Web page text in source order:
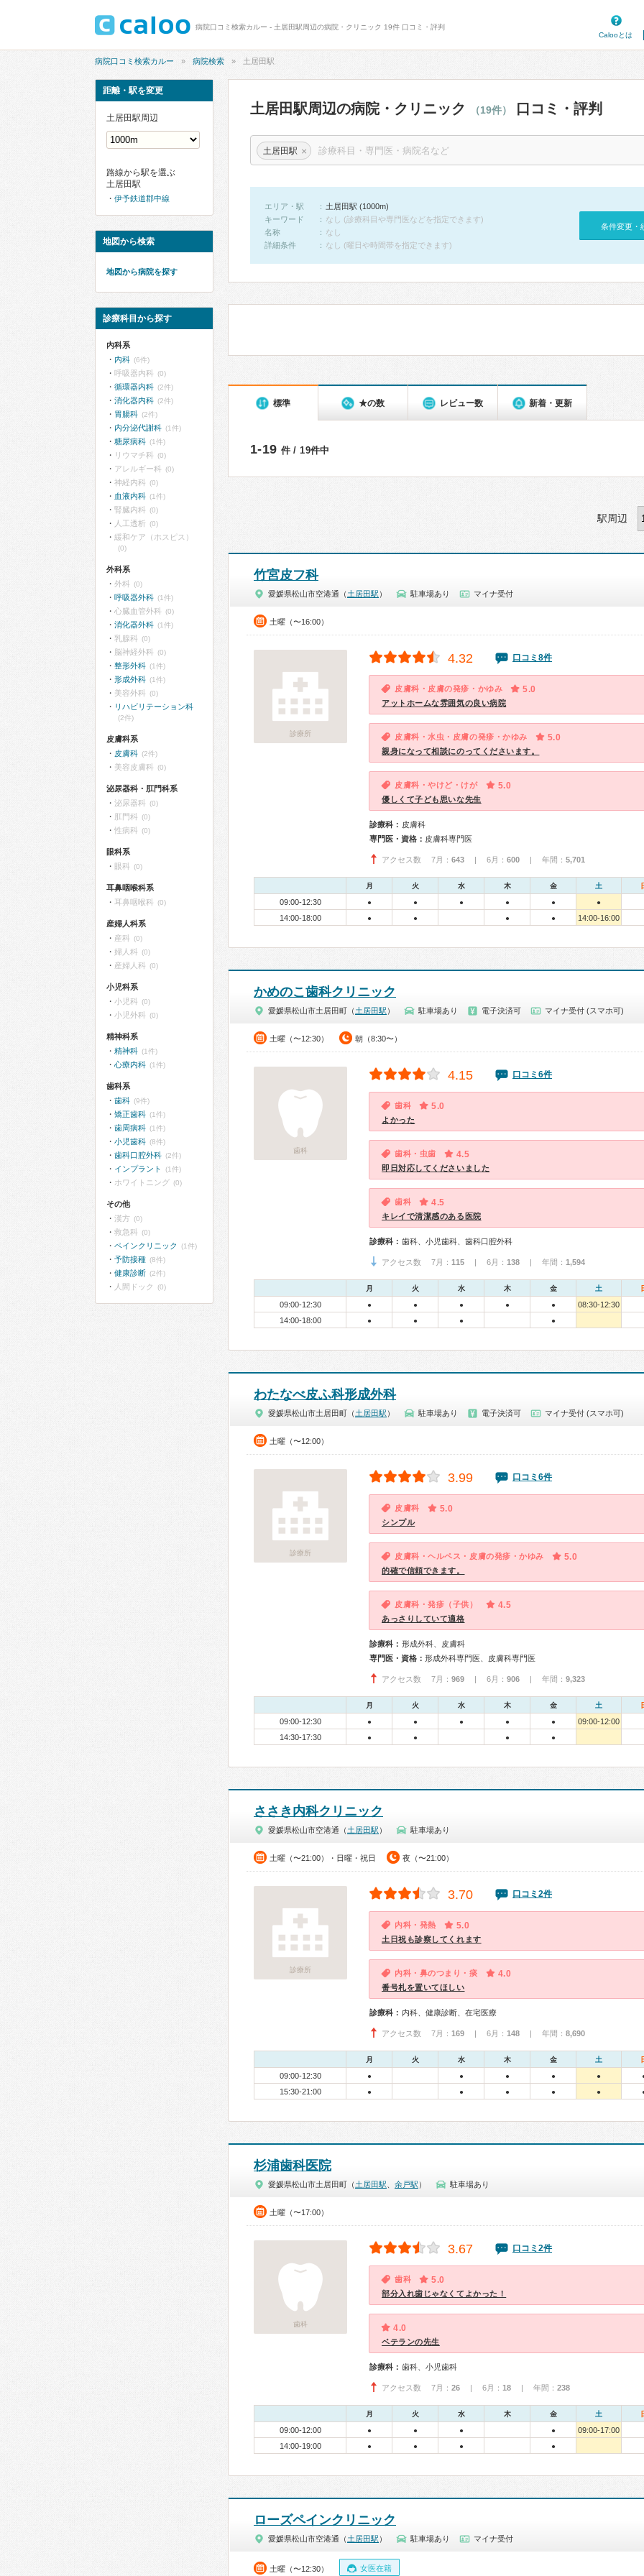
病院口コミ検索カルー - 土居田駅周辺の病院・クリニック 19件 口コミ・評判
Calooとは
病院口コミ検索カルー 病院検索 土居田駅
土居田駅周辺の病院・クリニック （19件） 口コミ・評判
土居田駅 ×
エリア・駅
土居田駅 (1000m)
キーワード
なし (診療科目や専門医などを指定できます)
名称
なし
詳細条件
なし (曜日や時間帯を指定できます)
条件変更・
標準 ★の数 レビュー数 新着・更新
1-19 件 / 19件中
駅周辺
竹宮皮フ科
愛媛県松山市空港通（ 土居田駅 ） 駐車場あり マイナ受付
土曜（〜16:00）
診療所
4.32 口コミ8件
皮膚科・皮膚の発疹・かゆみ 5.0
アットホームな雰囲気の良い病院
皮膚科・水虫・皮膚の発疹・かゆみ 5.0
親身になって相談にのってくださいます。
皮膚科・やけど・けが 5.0
優しくて子ども思いな先生
診療科： 皮膚科
専門医・資格： 皮膚科専門医
アクセス数 7月： 643 | 6月： 600 | 年間： 5,701
月 火 水 木 金 土
09:00-12:30 ● ● ● ● ● ●
14:00-18:00 ● ● ● ● 14:00-16:00
かめのこ歯科クリニック
愛媛県松山市土居田町（ 土居田駅 ） 駐車場あり 電子決済可 マイナ受付 (スマホ可)
土曜（〜12:30） 朝（8:30〜）
歯科
4.15 口コミ6件
歯科 5.0
よかった
歯科・虫歯 4.5
即日対応してくださいました
歯科 4.5
キレイで清潔感のある医院
診療科： 歯科、小児歯科、歯科口腔外科
アクセス数 7月： 115 | 6月： 138 | 年間： 1,594
月 火 水 木 金 土
09:00-12:30 ● ● ● ● ●
08:30-12:30
14:00-18:00
● ● ● ●
わたなべ皮ふ科形成外科
愛媛県松山市土居田町（ 土居田駅 ） 駐車場あり 電子決済可 マイナ受付 (スマホ可)
土曜（〜12:00）
診療所
3.99 口コミ6件
皮膚科 5.0
シンプル
皮膚科・ヘルペス・皮膚の発疹・かゆみ 5.0
的確で信頼できます。
皮膚科・発疹（子供） 4.5
あっさりしていて適格
診療科： 形成外科、皮膚科
専門医・資格： 形成外科専門医、皮膚科専門医
アクセス数 7月： 969 | 6月： 906 | 年間： 9,323
月 火 水 木 金 土
09:00-12:30 ● ● ● ● ●
09:00-12:00
14:30-17:30
● ● ● ●
ささき内科クリニック
愛媛県松山市空港通（ 土居田駅 ） 駐車場あり
土曜（〜21:00）・日曜・祝日 夜（〜21:00）
診療所
3.70 口コミ2件
内科・発熱 5.0
土日祝も診察してくれます
内科・鼻のつまり・痰 4.0
番号札を置いてほしい
診療科： 内科、健康診断、在宅医療
アクセス数 7月： 169 | 6月： 148 | 年間： 8,690
月 火 水 木 金 土
09:00-12:30 ● ● ● ● ●
15:30-21:00 ● ● ● ● ●
杉浦歯科医院
愛媛県松山市土居田町（ 土居田駅 余戸駅 ） 駐車場あり
土曜（〜17:00）
歯科
3.67 口コミ2件
歯科 5.0
部分入れ歯じゃなくてよかった！
4.0
ベテランの先生
診療科： 歯科、小児歯科
アクセス数 7月： 26 | 6月： 18 | 年間： 238
月 火 水 木 金 土
09:00-12:00 ● ● ● ●
09:00-17:00
14:00-19:00
● ● ● ●
ローズペインクリニック
愛媛県松山市空港通（ 土居田駅 ） 駐車場あり マイナ受付
土曜（〜12:30） 女医在籍
距離・駅を変更
土居田駅周辺
路線から駅を選ぶ
土居田駅
伊予鉄道郡中線
地図から検索
地図から病院を探す
診療科目から探す
内科系
内科 (6件)
呼吸器内科 (0)
循環器内科 (2件)
消化器内科 (2件)
胃腸科 (2件)
内分泌代謝科 (1件)
糖尿病科 (1件)
リウマチ科 (0)
アレルギー科 (0)
神経内科 (0)
血液内科 (1件)
腎臓内科 (0)
人工透析 (0)
緩和ケア（ホスピス）
(0)
外科系
外科 (0)
呼吸器外科 (1件)
心臓血管外科 (0)
消化器外科 (1件)
乳腺科 (0)
脳神経外科 (0)
整形外科 (1件)
形成外科 (1件)
美容外科 (0)
リハビリテーション科
(2件)
皮膚科系
皮膚科 (2件)
美容皮膚科 (0)
泌尿器科・肛門科系
泌尿器科 (0)
肛門科 (0)
性病科 (0)
眼科系
眼科 (0)
耳鼻咽喉科系
耳鼻咽喉科 (0)
産婦人科系
産科 (0)
婦人科 (0)
産婦人科 (0)
小児科系
小児科 (0)
小児外科 (0)
精神科系
精神科 (1件)
心療内科 (1件)
歯科系
歯科 (9件)
矯正歯科 (1件)
歯周病科 (1件)
小児歯科 (8件)
歯科口腔外科 (2件)
インプラント (1件)
ホワイトニング (0)
その他
漢方 (0)
救急科 (0)
ペインクリニック (1件)
予防接種 (8件)
健康診断 (2件)
人間ドック (0)